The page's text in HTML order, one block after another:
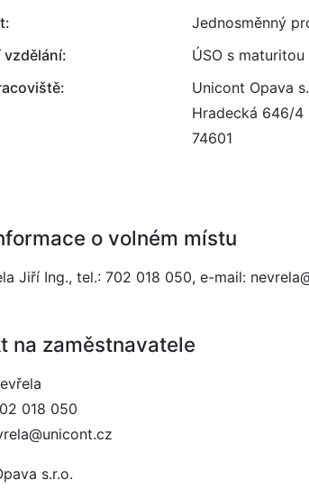
Jednosměnný
vzdělání:
ÚSO s
Unicont Opava
Hradecká 646/4
74601
o volném místu
Jiří Ing., tel.: 702 018 050, e-mail:
na zaměstnavatele
018 050
s.r.o.